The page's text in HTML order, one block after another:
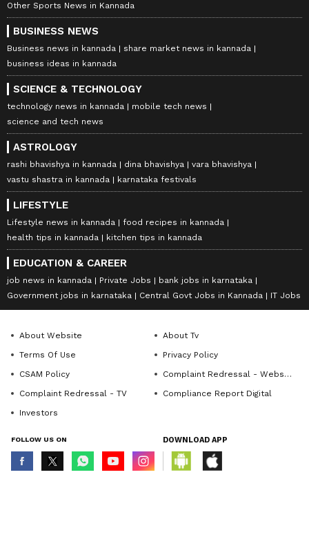
Other Sports News in Kannada
BUSINESS NEWS
Business news in kannada
share market news in kannada
business ideas in kannada
SCIENCE & TECHNOLOGY
technology news in kannada
mobile tech news
science and tech news
ASTROLOGY
rashi bhavishya in kannada dina bhavishya
vara bhavishya
vastu shastra in kannada
karnataka festivals
LIFESTYLE
Lifestyle news in kannada
food recipes in kannada
health tips in kannada
kitchen tips in kannada
EDUCATION & CAREER
job news in kannada Private Jobs
bank jobs in karnataka
Government jobs in karnataka
Central Govt Jobs in Kannada IT Jobs
About Website
About Tv
Terms Of Use
Privacy Policy
CSAM Policy
Complaint Redressal - Website
Complaint Redressal - TV
Compliance Report Digital
Investors
FOLLOW US ON DOWNLOAD APP